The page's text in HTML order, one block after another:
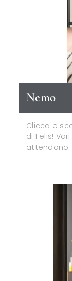
Nemo
Clicca e
di Felis!
attendono.